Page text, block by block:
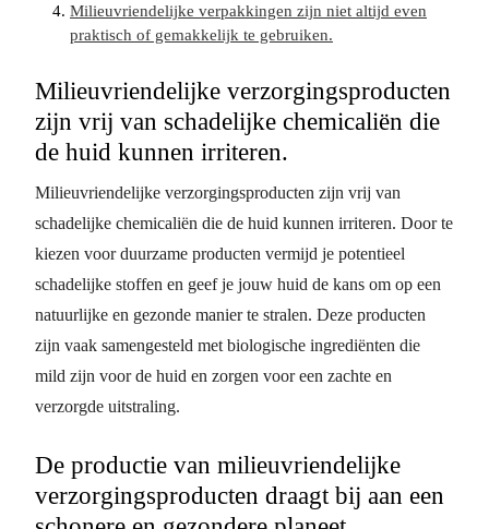
Milieuvriendelijke verpakkingen zijn niet altijd even
praktisch of gemakkelijk te gebruiken.
Milieuvriendelijke verzorgingsproducten
zijn vrij van schadelijke chemicaliën die
de huid kunnen irriteren.
Milieuvriendelijke verzorgingsproducten zijn vrij van
schadelijke chemicaliën die de huid kunnen irriteren. Door te
kiezen voor duurzame producten vermijd je potentieel
schadelijke stoffen en geef je jouw huid de kans om op een
natuurlijke en gezonde manier te stralen. Deze producten
zijn vaak samengesteld met biologische ingrediënten die
mild zijn voor de huid en zorgen voor een zachte en
verzorgde uitstraling.
De productie van milieuvriendelijke
verzorgingsproducten draagt bij aan een